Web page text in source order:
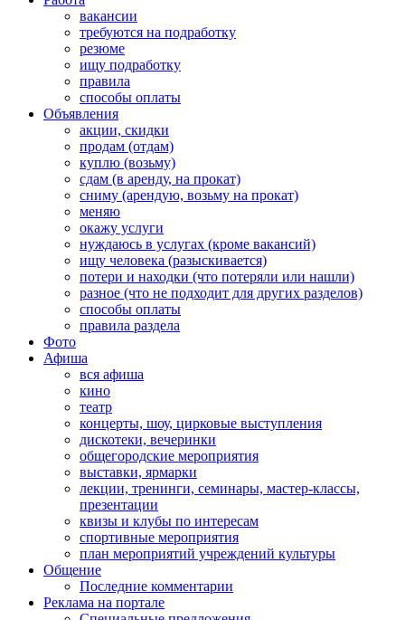
вакансии
требуются на подработку
резюме
ищу подработку
правила
способы оплаты
Объявления
акции, скидки
продам (отдам)
куплю (возьму)
сдам (в аренду, на прокат)
сниму (арендую, возьму на прокат)
меняю
окажу услуги
нуждаюсь в услугах (кроме вакансий)
ищу человека (разыскивается)
потери и находки (что потеряли или нашли)
разное (что не подходит для других разделов)
способы оплаты
правила раздела
Фото
Афиша
вся афиша
кино
театр
концерты, шоу, цирковые выступления
дискотеки, вечеринки
общегородские мероприятия
выставки, ярмарки
лекции, тренинги, семинары, мастер-классы,
презентации
квизы и клубы по интересам
спортивные мероприятия
план мероприятий учреждений культуры
Общение
Последние комментарии
Реклама на портале